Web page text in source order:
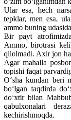
Ular esa, hech
tepklar, men esa,
ammo buning
Bir payt
Ammo, birotrasi
qilolmadi. Axir jon
Agar mahalla
topishi faqat
O‘sha kundan beri
bo‘lgan taqdirda
do‘xtir bilan
qabulxonalari
kechirishmoqda.